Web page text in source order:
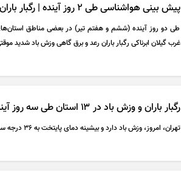
پیش بینی هواشناسی طی ۲ روز آینده | رگبار باران در برخی استان‌ها در راه است
طی دو روز آینده (ششم و هفتم تیر) در بعضی مناطق استان‌های
غرب گیلان ابرناکی رگبار باران رعد و برق گاهی وزش باد شدید
رگبار باران و وزش باد در ۱۳ استان طی سه روز آینده
تهران، امروز، وزش باد دارد و بیشینه دمای پایتخت به ۳۶ درجه سانتیگراد بالای صفر می‌رسد.